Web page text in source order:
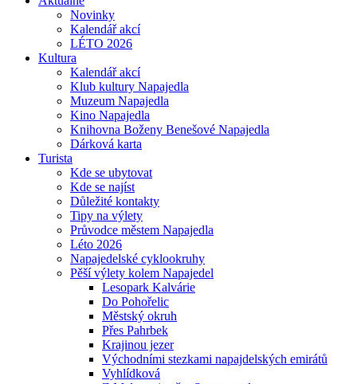
Novinky
Kalendář akcí
LÉTO 2026
Kultura
Kalendář akcí
Klub kultury Napajedla
Muzeum Napajedla
Kino Napajedla
Knihovna Boženy Benešové Napajedla
Dárková karta
Turista
Kde se ubytovat
Kde se najíst
Důležité kontakty
Tipy na výlety
Průvodce městem Napajedla
Léto 2026
Napajedelské cyklookruhy
Pěší výlety kolem Napajedel
Lesopark Kalvárie
Do Pohořelic
Městský okruh
Přes Pahrbek
Krajinou jezer
Východními stezkami napajdelských emirátů
Vyhlídková